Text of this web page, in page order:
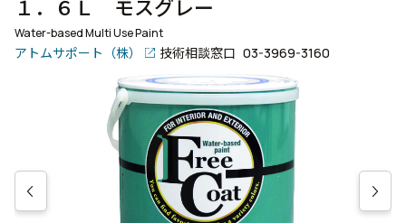
１．６Ｌ モスグレー
Water-based Multi Use Paint
アトムサポート（株） 技術相談窓口 03-3969-3160